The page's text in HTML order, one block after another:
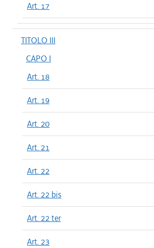
Art. 17
TITOLO III
CAPO I
Art. 18
Art. 19
Art. 20
Art. 21
Art. 22
Art. 22 bis
Art. 22 ter
Art. 23